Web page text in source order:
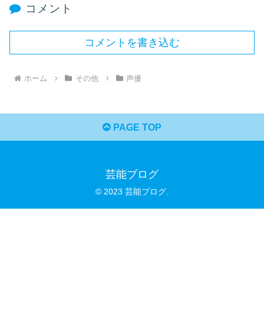
コメント
コメントを書き込む
ホーム その他 声優
PAGE TOP
芸能ブログ
© 2023 芸能ブログ.